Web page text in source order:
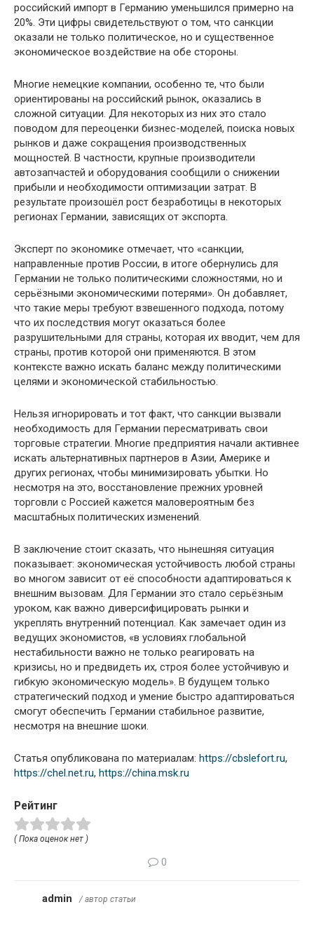
российский импорт в Германию уменьшился примерно на
20%. Эти цифры свидетельствуют о том, что санкции
оказали не только политическое, но и существенное
экономическое воздействие на обе стороны.
Многие немецкие компании, особенно те, что были
ориентированы на российский рынок, оказались в
сложной ситуации. Для некоторых из них это стало
поводом для переоценки бизнес-моделей, поиска новых
рынков и даже сокращения производственных
мощностей. В частности, крупные производители
автозапчастей и оборудования сообщили о снижении
прибыли и необходимости оптимизации затрат. В
результате произошёл рост безработицы в некоторых
регионах Германии, зависящих от экспорта.
Эксперт по экономике отмечает, что «санкции,
направленные против России, в итоге обернулись для
Германии не только политическими сложностями, но и
серьёзными экономическими потерями». Он добавляет,
что такие меры требуют взвешенного подхода, потому
что их последствия могут оказаться более
разрушительными для страны, которая их вводит, чем для
страны, против которой они применяются. В этом
контексте важно искать баланс между политическими
целями и экономической стабильностью.
Нельзя игнорировать и тот факт, что санкции вызвали
необходимость для Германии пересматривать свои
торговые стратегии. Многие предприятия начали активнее
искать альтернативных партнеров в Азии, Америке и
других регионах, чтобы минимизировать убытки. Но
несмотря на это, восстановление прежних уровней
торговли с Россией кажется маловероятным без
масштабных политических изменений.
В заключение стоит сказать, что нынешняя ситуация
показывает: экономическая устойчивость любой страны
во многом зависит от её способности адаптироваться к
внешним вызовам. Для Германии это стало серьёзным
уроком, как важно диверсифицировать рынки и
укреплять внутренний потенциал. Как замечает один из
ведущих экономистов, «в условиях глобальной
нестабильности важно не только реагировать на
кризисы, но и предвидеть их, строя более устойчивую и
гибкую экономическую модель». В будущем только
стратегический подход и умение быстро адаптироваться
смогут обеспечить Германии стабильное развитие,
несмотря на внешние шоки.
Статья опубликована по материалам: https://cbslefort.ru,
https://chel.net.ru, https://china.msk.ru
Рейтинг
( Пока оценок нет )
0
admin / автор статьи